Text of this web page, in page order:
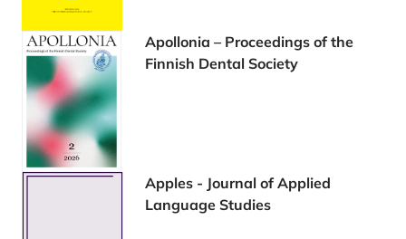
Apollonia – Proceedings of the
Finnish Dental Society
Apples - Journal of Applied
Language Studies